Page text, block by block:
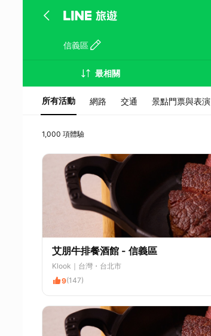
信義區
最相關
所有活動 網路 交通 景點門票與表演
1,000 項體驗
艾朋牛排餐酒館 - 信義區
Klook ｜台灣・台北市
9(147)